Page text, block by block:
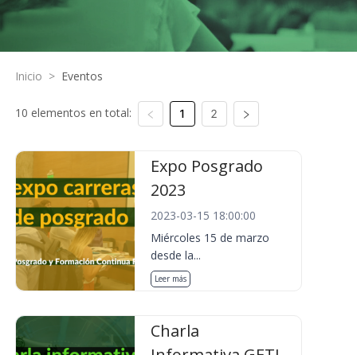
Inicio > Eventos
10 elementos en total: 1 2
Expo Posgrado
2023
2023-03-15 18:00:00
Miércoles 15 de marzo
desde la...
Leer más
Charla